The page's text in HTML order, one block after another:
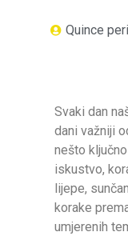
Quince
Svaki dan
dani važniji
nešto
iskustvo,
lijepe,
korake
umjerenih